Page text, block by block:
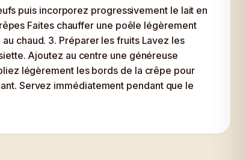
puis incorporez progressivement le lait en
Faites chauffer une poêle légèrement
chaud. 3. Préparer les fruits Lavez les
Ajoutez au centre une généreuse
légèrement les bords de la crêpe pour
Servez immédiatement pendant que le